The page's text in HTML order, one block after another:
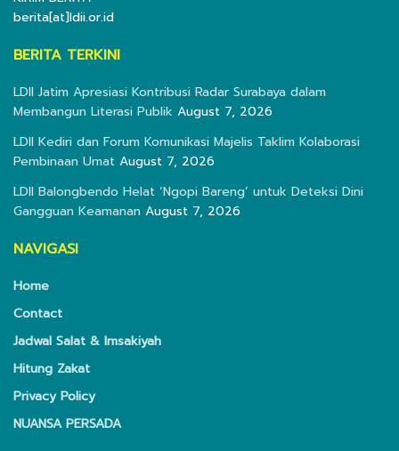
berita[at]ldii.or.id
BERITA TERKINI
LDII Jatim Apresiasi Kontribusi Radar Surabaya dalam
Membangun Literasi Publik August 7, 2026
LDII Kediri dan Forum Komunikasi Majelis Taklim Kolaborasi
Pembinaan Umat August 7, 2026
LDII Balongbendo Helat ‘Ngopi Bareng’ untuk Deteksi Dini
Gangguan Keamanan August 7, 2026
NAVIGASI
Home
Contact
Jadwal Salat & Imsakiyah
Hitung Zakat
Privacy Policy
NUANSA PERSADA